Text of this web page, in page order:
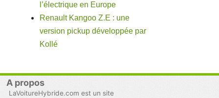
l’électrique en Europe
Renault Kangoo Z.E : une
version pickup développée par
Kollé
A propos
LaVoitureHybride.com est un site